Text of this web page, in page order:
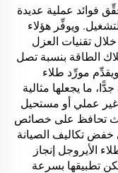
الرقائقي متعدد
والألواح الخشبية
والألواح الصديقة
وألواح الحبيبات
بطبقة خشبية،
وغيرها.
فوائد عملية عديدة
ويوفِّر هؤلاء
تقنيات العزل
الطاقة بنسبة تصل
ويقدِّم مورِّد طلاء
ما يجعلها مثالية
غير عملي أو مستحيل
حيث تحافظ على خصائص
خفض تكاليف الصيانة
الأيروجل إنجاز
تطبيقها بسرعة